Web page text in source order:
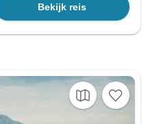
Bekijk reis